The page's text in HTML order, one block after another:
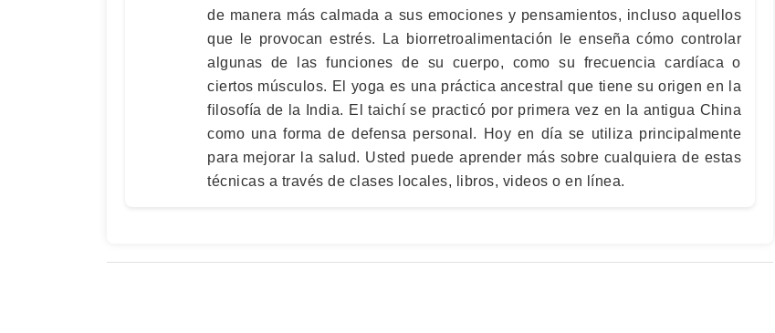
de manera más calmada a sus emociones y pensamientos, incluso aquellos
que le provocan estrés. La biorretroalimentación le enseña cómo controlar
algunas de las funciones de su cuerpo, como su frecuencia cardíaca o
ciertos músculos. El yoga es una práctica ancestral que tiene su origen en la
filosofía de la India. El taichí se practicó por primera vez en la antigua China
como una forma de defensa personal. Hoy en día se utiliza principalmente
para mejorar la salud. Usted puede aprender más sobre cualquiera de estas
técnicas a través de clases locales, libros, videos o en línea.